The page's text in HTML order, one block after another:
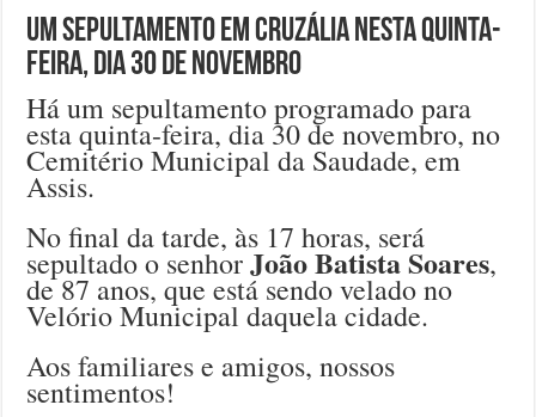
Um sepultamento em Cruzália nesta quinta-
feira, dia 30 de novembro
Há um sepultamento programado para
esta quinta-feira, dia 30 de novembro, no
Cemitério Municipal da Saudade, em
Assis.
No final da tarde, às 17 horas, será
sepultado o senhorJoão Batista Soares,
de 87 anos, que está sendo velado no
Velório Municipal daquela cidade.
Aos familiares e amigos, nossos
sentimentos!